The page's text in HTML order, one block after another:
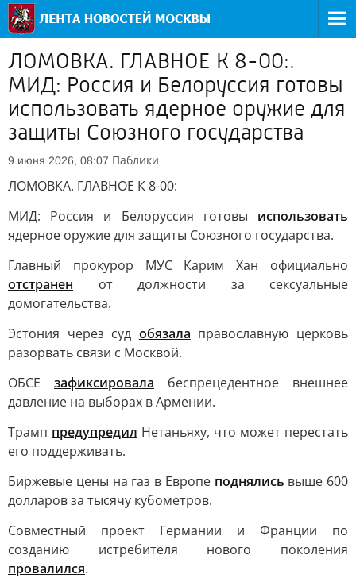
ЛОМОВКА. ГЛАВНОЕ К 8-00:.
МИД: Россия и Белоруссия готовы
использовать ядерное оружие для
защиты Союзного государства
9 июня 2026, 08:07 Паблики
ЛОМОВКА. ГЛАВНОЕ К 8-00:
МИД: Россия и Белоруссия готовы использовать
ядерное оружие для защиты Союзного государства.
Главный прокурор МУС Карим Хан официально
отстранен от должности за сексуальные
домогательства.
Эстония через суд обязала православную церковь
разорвать связи с Москвой.
ОБСЕ зафиксировала беспрецедентное внешнее
давление на выборах в Армении.
Трамп предупредил Нетаньяху, что может перестать
его поддерживать.
Биржевые цены на газ в Европе поднялись выше 600
долларов за тысячу кубометров.
Совместный проект Германии и Франции по
созданию истребителя нового поколения
провалился.